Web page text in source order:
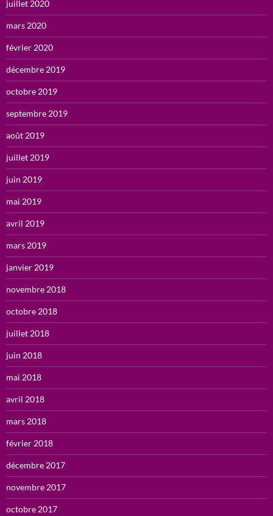
juillet 2020
mars 2020
février 2020
décembre 2019
octobre 2019
septembre 2019
août 2019
juillet 2019
juin 2019
mai 2019
avril 2019
mars 2019
janvier 2019
novembre 2018
octobre 2018
juillet 2018
juin 2018
mai 2018
avril 2018
mars 2018
février 2018
décembre 2017
novembre 2017
octobre 2017